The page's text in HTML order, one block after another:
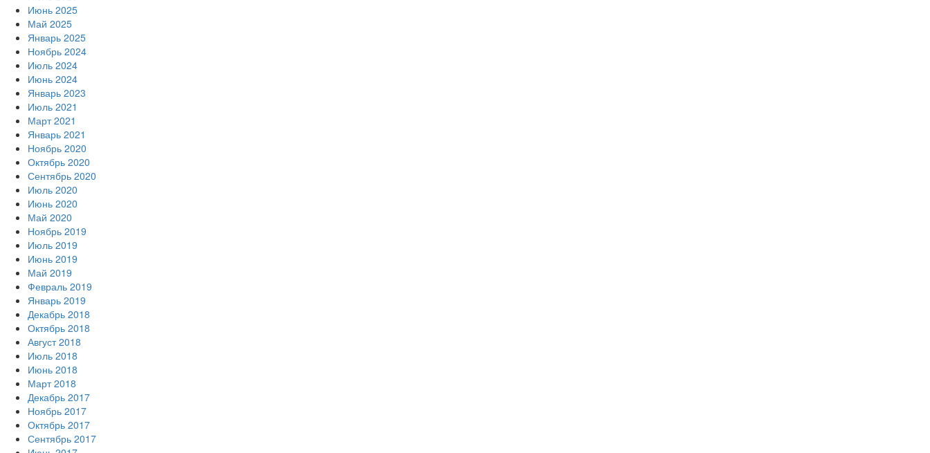
Июнь 2025
Май 2025
Январь 2025
Ноябрь 2024
Июль 2024
Июнь 2024
Январь 2023
Июль 2021
Март 2021
Январь 2021
Ноябрь 2020
Октябрь 2020
Сентябрь 2020
Июль 2020
Июнь 2020
Май 2020
Ноябрь 2019
Июль 2019
Июнь 2019
Май 2019
Февраль 2019
Январь 2019
Декабрь 2018
Октябрь 2018
Август 2018
Июль 2018
Июнь 2018
Март 2018
Декабрь 2017
Ноябрь 2017
Октябрь 2017
Сентябрь 2017